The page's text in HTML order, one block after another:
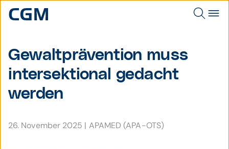
Gewalt­prä­vention muss
inter­sek­tional ge­dacht
werden
26. November 2025 | APAMED (APA-OTS)